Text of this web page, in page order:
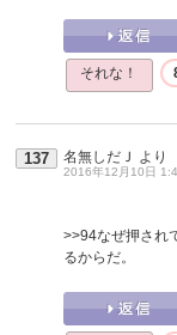
それな！
137 名無しだＪ より
2016年12月10日
>>94なぜ押され
るからだ。